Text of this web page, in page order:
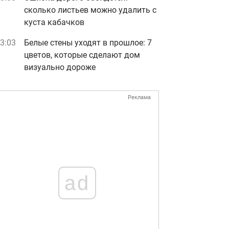
сколько листьев можно удалить с
куста кабачков
Белые стены уходят в прошлое: 7
цветов, которые сделают дом
визуально дороже
Реклама
ad